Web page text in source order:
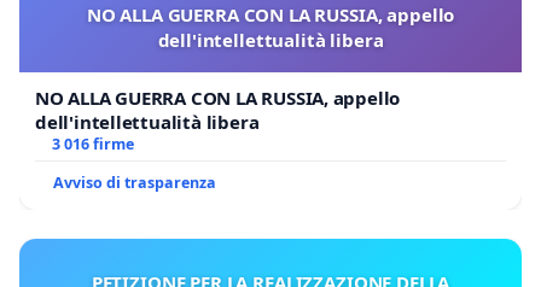
NO ALLA GUERRA CON LA RUSSIA, appello
dell'intellettualità libera
NO ALLA GUERRA CON LA RUSSIA, appello
dell'intellettualità libera
3 016 firme
Avviso di trasparenza
PETIZIONE PER LA REALIZZAZIONE DELLA